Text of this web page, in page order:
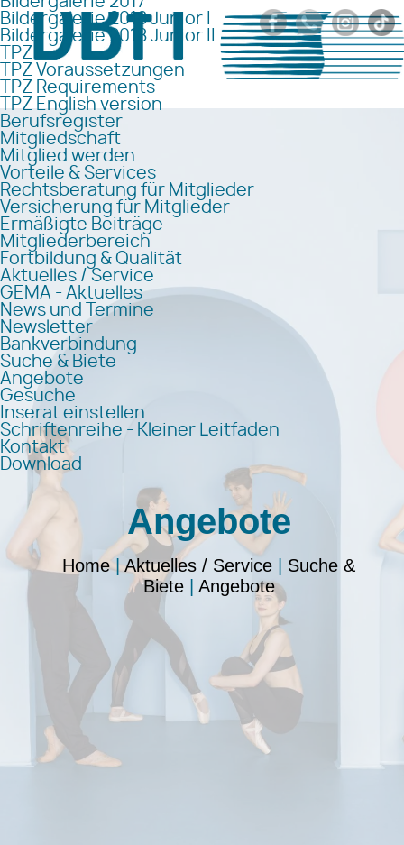
Bildergalerie 2018 Junior I
Bildergalerie 2018 Junior II
TPZ
TPZ Voraussetzungen
TPZ Requirements
TPZ English version
Berufsregister
Mitgliedschaft
Mitglied werden
Vorteile & Services
Rechtsberatung für Mitglieder
Versicherung für Mitglieder
Ermäßigte Beiträge
Mitgliederbereich
Fortbildung & Qualität
Aktuelles / Service
GEMA - Aktuelles
News und Termine
Newsletter
Bankverbindung
Suche & Biete
Angebote
Gesuche
Inserat einstellen
Schriftenreihe - Kleiner Leitfaden
Kontakt
Download
Angebote
Home|Aktuelles / Service
Suche &
Biete| Angebote